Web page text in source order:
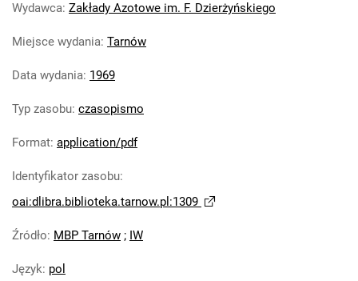
Feliksa Dzierżyńskiego. 1969, nr 7
Robotniczego Zakładów Azotowych im.
Feliksa Dzierżyńskiego. 1969, nr 8
Robotniczego Zakładów Azotowych im.
Feliksa Dzierżyńskiego. 1969, nr 9
Robotniczego Zakładów Azotowych im.
Feliksa Dzierżyńskiego. 1969, nr 10
Robotniczego Zakładów Azotowych im.
Wydawca: Zakłady Azotowe im. F. Dzierżyńskiego
Miejsce wydania: Tarnów
Data wydania: 1969
Typ zasobu: czasopismo
Format: application/pdf
Identyfikator zasobu:
oai:dlibra.biblioteka.tarnow.pl:1309
Źródło: MBP Tarnów ; IW
Język: pol